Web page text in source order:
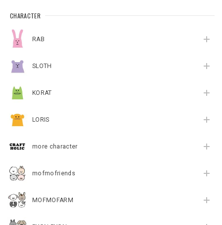
CHARACTER
RAB
SLOTH
KORAT
LORIS
more character
mofmofriends
MOFMOFARM